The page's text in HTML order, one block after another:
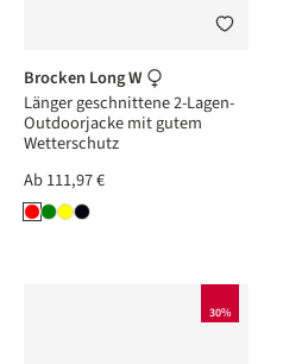
Brocken Long W
Länger geschnittene 2-Lagen-
Outdoorjacke mit gutem
Wetterschutz
Ab111,97 €
30%